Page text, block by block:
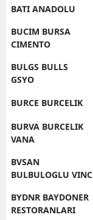
BATI ANADOLU
BUCIM BURSA
CIMENTO
BULGS BULLS
GSYO
BURCE BURCELIK
BURVA BURCELIK
VANA
BVSAN
BULBULOGLU VINC
BYDNR BAYDONER
RESTORANLARI